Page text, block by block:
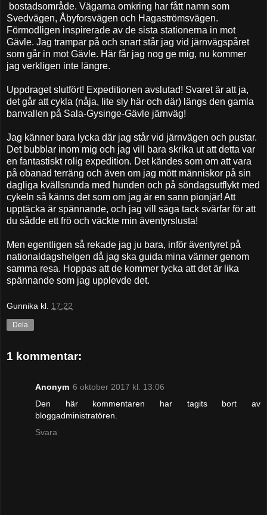
bostadsområde. Vägarna omkring har fått namn som
Svedvägen, Åbyforsvägen och Hagaströmsvägen.
Förmodligen inspirerade av de sista stationerna in mot
Gävle. Jag trampar på och snart står jag vid järnvägspåret
som går in mot Gävle. Här får jag nog ge mig, nu kommer
jag verkligen inte längre.
Uppdraget slutfört! Expeditionen avslutad! Svaret är att ja,
det går att cykla (nåja, lite sly här och där) längs den gamla
banvallen på Sala-Gysinge-Gävle järnväg!
Jag känner bara lycka där jag står vid järnvägen och pustar.
Det bubblar inom mig och jag vill bara skrika ut att detta var
en fantastiskt rolig expedition. Det kändes som om att vara
på obanad terräng och även om jag mött människor på sin
dagliga kvällsrunda med hunden och på söndagsutflykt med
cykeln så känns det som om jag är en sann pionjär! Att
upptäcka är spännande, och jag vill säga tack svärfar för att
du sådde ett frö och väckte min äventyrslusta!
Men egentligen så rekade jag ju bara, inför äventyret på
nationaldagshelgen då jag ska guida mina vänner genom
samma resa. Hoppas att de kommer tycka att det är lika
spännande som jag upplevde det.
Gunnika kl. 17:22
Dela
1 kommentar:
Anonym 6 oktober 2017 kl. 13:06
Den här kommentaren har tagits bort av
bloggadministratören.
Svara